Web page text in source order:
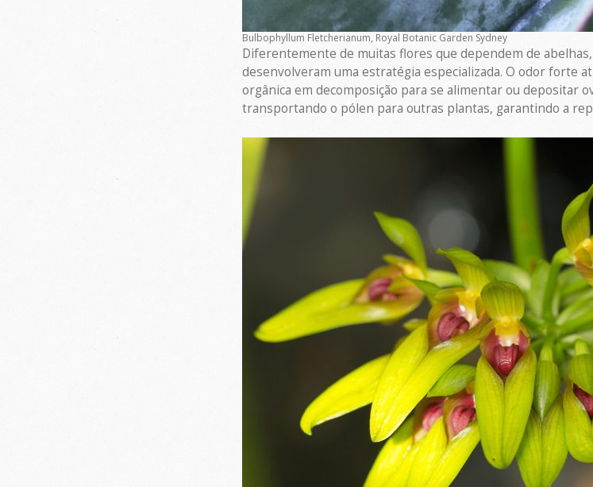
Bulbophyllum Fletcherianum, Royal Botanic Garden Sydney
Diferentemente de muitas flores que dependem de
desenvolveram uma estratégia especializada. O odor forte
orgânica em decomposição para se alimentar ou depositar
transportando o pólen para outras plantas, garantindo a